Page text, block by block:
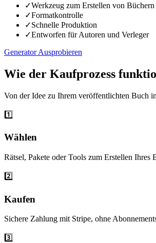
✓Werkzeug zum Erstellen von Büchern
✓Formatkontrolle
✓Schnelle Produktion
✓Entworfen für Autoren und Verleger
Generator Ausprobieren
Wie der Kaufprozess
Von der Idee zu Ihrem veröffentlichten Buch
1️⃣
Wählen
Rätsel, Pakete oder Tools zum Erstellen Ihres
2️⃣
Kaufen
Sichere Zahlung mit Stripe, ohne
3️⃣